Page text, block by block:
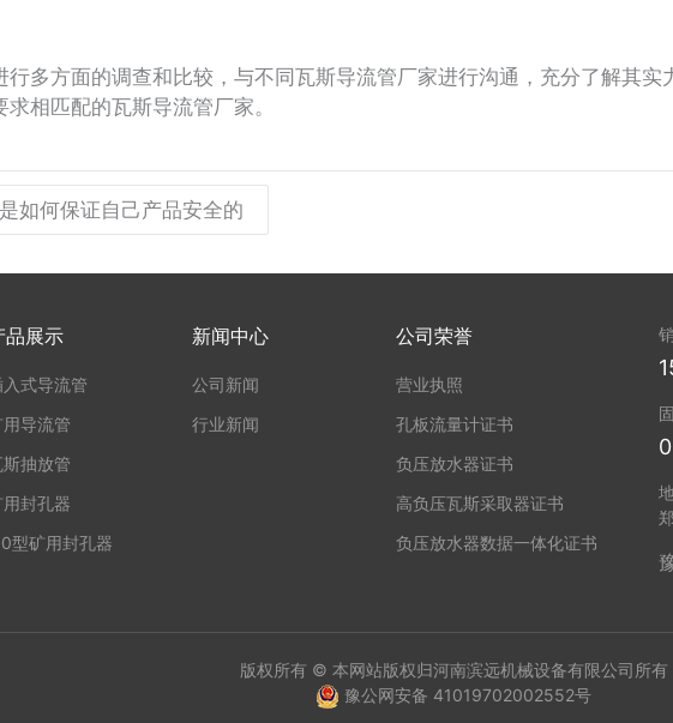
方面的调查和比较，与不同瓦斯导流管厂家进行沟通，充分了解其实
相匹配的瓦斯导流管厂家。
如何保证自己产品安全的
品展示
入式导流管
用导流管
斯抽放管
用封孔器
型矿用封孔器
新闻中心
公司新闻
行业新闻
公司荣誉
营业执照
孔板流量计证书
负压放水器证书
高负压瓦斯采取器证书
负压放水器数据一体化证书
版权所有 © 本网站版权归河南滨远机械设备有限公司所有
豫公网安备 41019702002552号